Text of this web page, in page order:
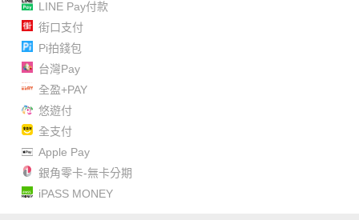
LINE Pay付款
街口支付
Pi拍錢包
台灣Pay
全盈+PAY
悠遊付
全支付
Apple Pay
銀角零卡-無卡分期
iPASS MONEY